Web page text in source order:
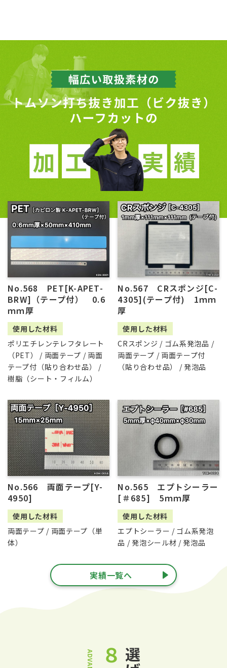
No.568 PET[K-APET-
BRW]（テープ付） 0.6
ｍｍ厚
使用した材料
ポリエチレンテレフタレート
（PET） / 両面テープ / 両面
テープ付（貼り合わせ品） /
樹脂（シート・フィルム）
No.567 CRスポンジ[C-
4305](テープ付) 1ｍｍ
厚
使用した材料
CRスポンジ / ゴム系発泡品 /
両面テープ / 両面テープ付
（貼り合わせ品） / 発泡品
No.566 両面テープ[Y-
4950]
使用した材料
両面テープ / 両面テープ（単
体）
No.565 エプトシーラー
[＃685] 5ｍｍ厚
使用した材料
エプトシーラー / ゴム系発泡
品 / 発泡シール材 / 発泡品
実績一覧へ